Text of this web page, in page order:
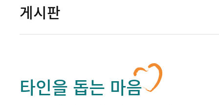
게시판
타인을 돕는 마음